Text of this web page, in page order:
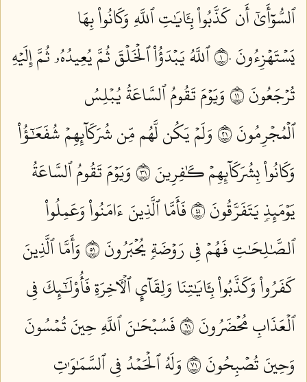
ٱلسُّوٓأَىٰٓ أَن كَذَّبُواْ بِـَٔايَٰتِ ٱللَّهِ وَكَانُواْ بِهَا
يَسۡتَهۡزِءُونَ ١٠
ٱللَّهُ يَبۡدَؤُاْ ٱلۡخَلۡقَ ثُمَّ يُعِيدُهُۥ ثُمَّ إِلَيۡهِ
تُرۡجَعُونَ ١١
وَيَوۡمَ تَقُومُ ٱلسَّاعَةُ يُبۡلِسُ
ٱلۡمُجۡرِمُونَ ١٢
وَلَمۡ يَكُن لَّهُم مِّن شُرَكَآئِهِمۡ شُفَعَٰٓؤُاْ
وَكَانُواْ بِشُرَكَآئِهِمۡ كَٰفِرِينَ ١٣
وَيَوۡمَ تَقُومُ ٱلسَّاعَةُ
يَوۡمَئِذٖ يَتَفَرَّقُونَ ١٤
فَأَمَّا ٱلَّذِينَ ءَامَنُواْ وَعَمِلُواْ
ٱلصَّٰلِحَٰتِ فَهُمۡ فِي رَوۡضَةٖ يُحۡبَرُونَ ١٥
وَأَمَّا ٱلَّذِينَ
كَفَرُواْ وَكَذَّبُواْ بِـَٔايَٰتِنَا وَلِقَآيِٕ ٱلۡأٓخِرَةِ فَأُوْلَٰٓئِكَ فِي
ٱلۡعَذَابِ مُحۡضَرُونَ ١٦
فَسُبۡحَٰنَ ٱللَّهِ حِينَ تُمۡسُونَ
وَحِينَ تُصۡبِحُونَ ١٧
وَلَهُ ٱلۡحَمۡدُ فِي ٱلسَّمَٰوَٰتِ